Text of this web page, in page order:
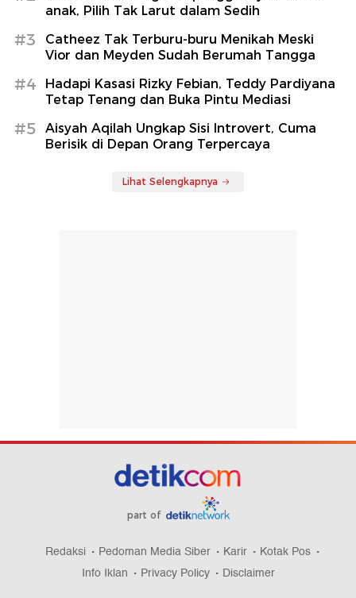
anak, Pilih Tak Larut dalam Sedih
#3
Catheez Tak Terburu-buru Menikah Meski
Vior dan Meyden Sudah Berumah Tangga
#4
Hadapi Kasasi Rizky Febian, Teddy Pardiyana
Tetap Tenang dan Buka Pintu Mediasi
#5
Aisyah Aqilah Ungkap Sisi Introvert, Cuma
Berisik di Depan Orang Terpercaya
Lihat Selengkapnya
part of
Redaksi Pedoman Media Siber Karir
Kotak Pos
Info Iklan
Privacy Policy Disclaimer